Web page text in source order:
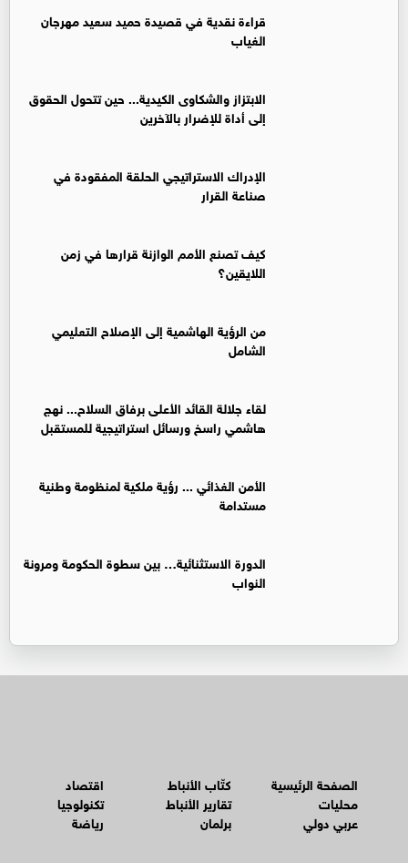
قراءة نقدية في قصيدة حميد سعيد مهرجان
الغياب
الابتزاز والشكاوى الكيدية... حين تتحول الحقوق
إلى أداة للإضرار بالآخرين
الإدراك الاستراتيجي الحلقة المفقودة في
صناعة القرار
كيف تصنع الأمم الوازنة قرارها في زمن
اللايقين؟
من الرؤية الهاشمية إلى الإصلاح التعليمي
الشامل
لقاء جلالة القائد الأعلى برفاق السلاح... نهج
هاشمي راسخ ورسائل استراتيجية للمستقبل
الأمن الغذائي ... رؤية ملكية لمنظومة وطنية
مستدامة
الدورة الاستثنائية… بين سطوة الحكومة ومرونة
النواب
الصفحة الرئيسية
محليات
عربي دولي
كتّاب الأنباط
تقارير الأنباط
برلمان
اقتصاد
تكنولوجيا
رياضة